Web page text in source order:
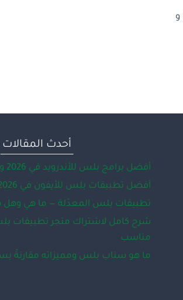
مع الانتشار المتزايد لخدمات البث المدفوعة مثل Netflix و
أحدث المقالات
أفضل برامج بلس للأندرويد في 2026 وكيف تشتغل
أفضل تطبيقات بلس للأيفون في 2026 — قائمة شاملة
تطبيقات بلس المعدّلة — ما هي وهل
شرح كامل لاشتراك متجر تطبيقات
مناسب
ما هو سناب بلس ومميزاته مقارنةً